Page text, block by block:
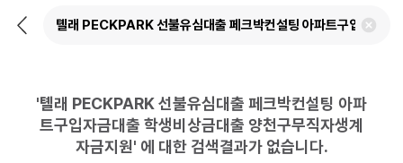
뒤
검
'톌래 PECKPARK 선불유심대출 페크박컨설팅 아파
트구입자금대출 학생비상금대출 양천구무직자생계
자금지원' 에 대한 검색결과가 없습니다.